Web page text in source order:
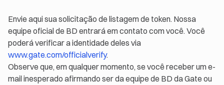
Envie aqui sua solicitação de listagem de token. Nossa
equipe oficial de BD entrará em contato com você. Você
poderá verificar a identidade deles via
www.gate.com/officialverify.
Observe que, em qualquer momento, se você receber um e-
mail inesperado afirmando ser da equipe de BD da Gate ou